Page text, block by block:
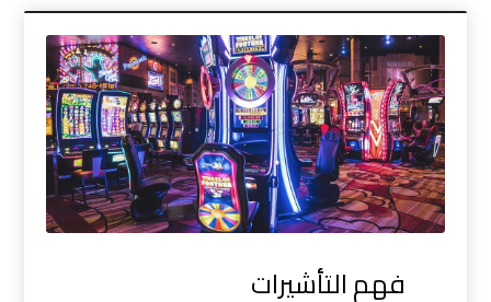
فهم التأشيرات